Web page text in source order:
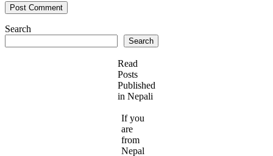
Search
Search
Read
Posts
Published
in Nepali
If you
are
from
Nepal